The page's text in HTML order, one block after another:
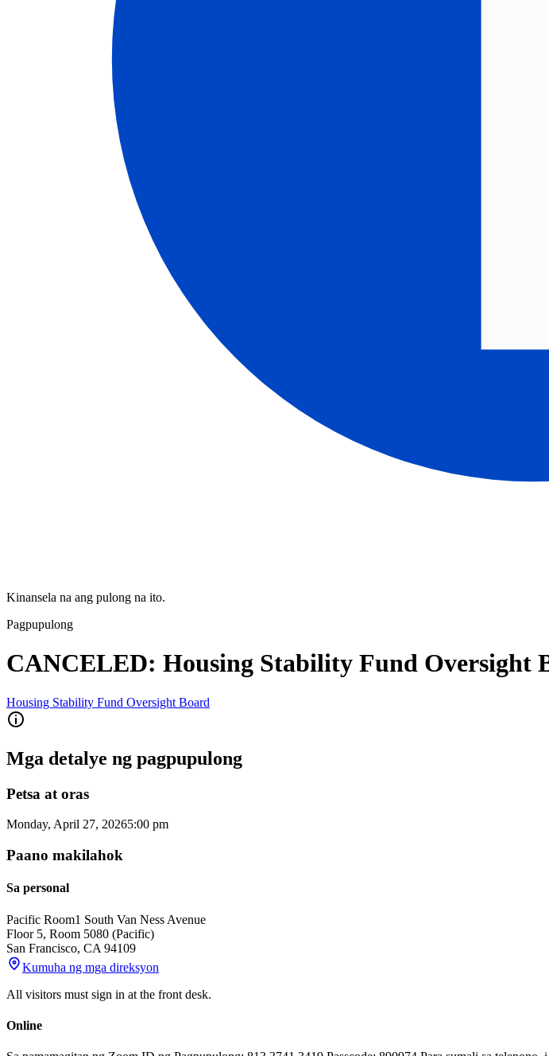
Kinansela na ang pulong na ito.
Pagpupulong
CANCELED: Housing Stability Fund Oversight
Housing Stability Fund Oversight Board
Mga detalye ng pagpupulong
Petsa at oras
Monday, April 27, 20265:00 pm
Paano makilahok
Sa personal
Pacific Room1 South Van Ness Avenue
Floor 5, Room 5080 (Pacific)
San Francisco, CA 94109
Kumuha ng mga direksyon
All visitors must sign in at the front desk.
Online